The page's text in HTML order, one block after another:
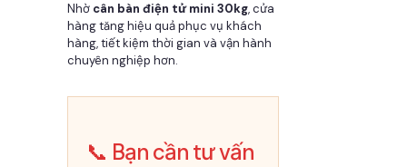
Nhờ cân bàn điện tử mini 30kg, cửa
hàng tăng hiệu quả phục vụ khách
hàng, tiết kiệm thời gian và vận hành
chuyên nghiệp hơn.
📞 Bạn cần tư vấn